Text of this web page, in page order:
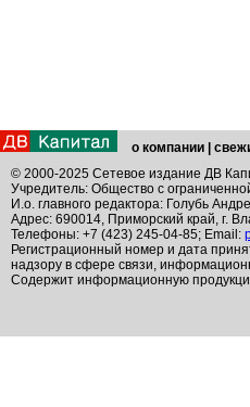
о компании
© 2000-2025 Сетевое издание ДВ
Учредитель: Общество с
И.о. главного редактора: Голубь
Адрес: 690014, Приморский край, г.
Телефоны: +7 (423) 245-04-85; Email:
Регистрационный номер и дата
надзору в сфере связи,
Содержит информационную